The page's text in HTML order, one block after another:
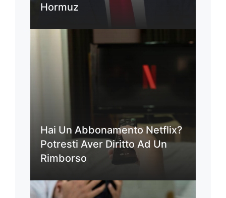
Hormuz
Hai Un Abbonamento Netflix?
Potresti Aver Diritto Ad Un
Rimborso